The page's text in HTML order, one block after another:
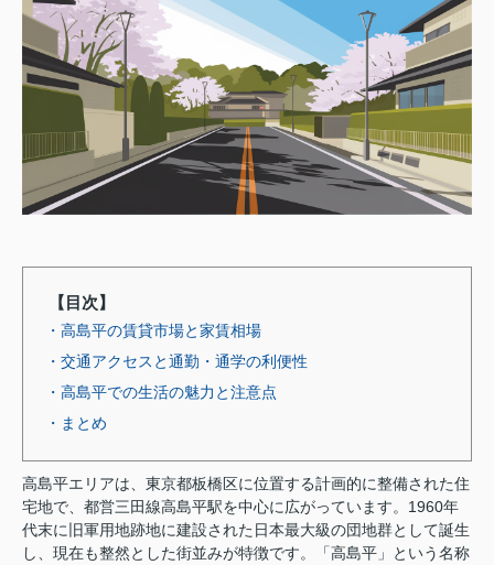
【目次】
・高島平の賃貸市場と家賃相場
・交通アクセスと通勤・通学の利便性
・高島平での生活の魅力と注意点
・まとめ
高島平エリアは、東京都板橋区に位置する計画的に整備された住
宅地で、都営三田線高島平駅を中心に広がっています。1960年
代末に旧軍用地跡地に建設された日本最大級の団地群として誕生
し、現在も整然とした街並みが特徴です。「高島平」という名称